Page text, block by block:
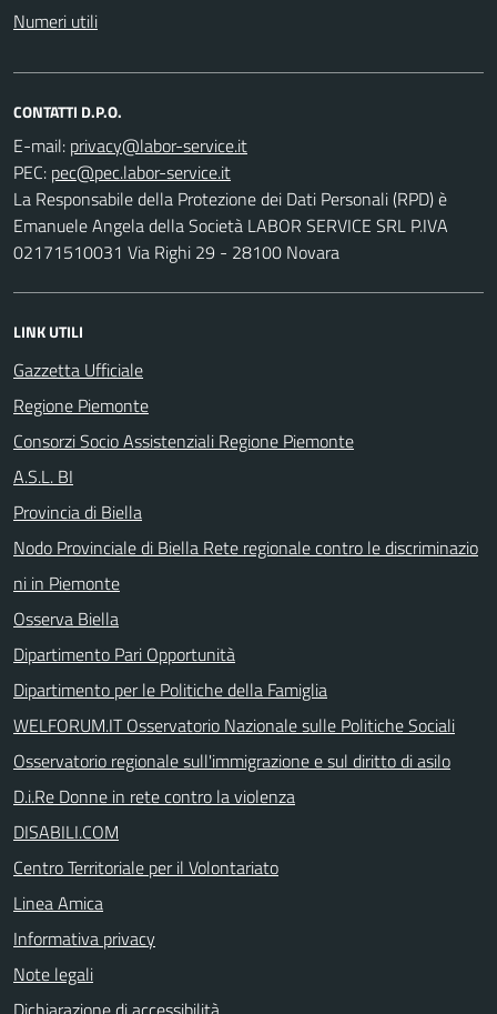
Numeri utili
CONTATTI D.P.O.
E-mail:
PEC:
La Responsabile della Protezione dei Dati Personali (RPD) è
Emanuele Angela della Società LABOR SERVICE SRL P.IVA
02171510031 Via Righi 29 - 28100 Novara
LINK UTILI
Gazzetta Ufficiale
Regione Piemonte
Consorzi Socio Assistenziali Regione Piemonte
A.S.L. BI
Provincia di Biella
Nodo Provinciale di Biella Rete regionale contro le discriminazio
ni in Piemonte
Osserva Biella
Dipartimento Pari Opportunità
Dipartimento per le Politiche della Famiglia
WELFORUM.IT Osservatorio Nazionale sulle Politiche Sociali
Osservatorio regionale sull'immigrazione e sul diritto di asilo
D.i.Re Donne in rete contro la violenza
DISABILI.COM
Centro Territoriale per il Volontariato
Linea Amica
Informativa privacy
Note legali